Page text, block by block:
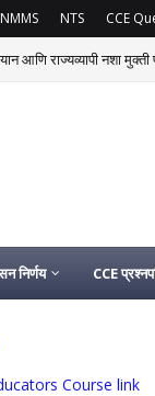
NMMS NTS CCE
आणि राज्यव्यापी नशा
निर्णय CCE
Course link